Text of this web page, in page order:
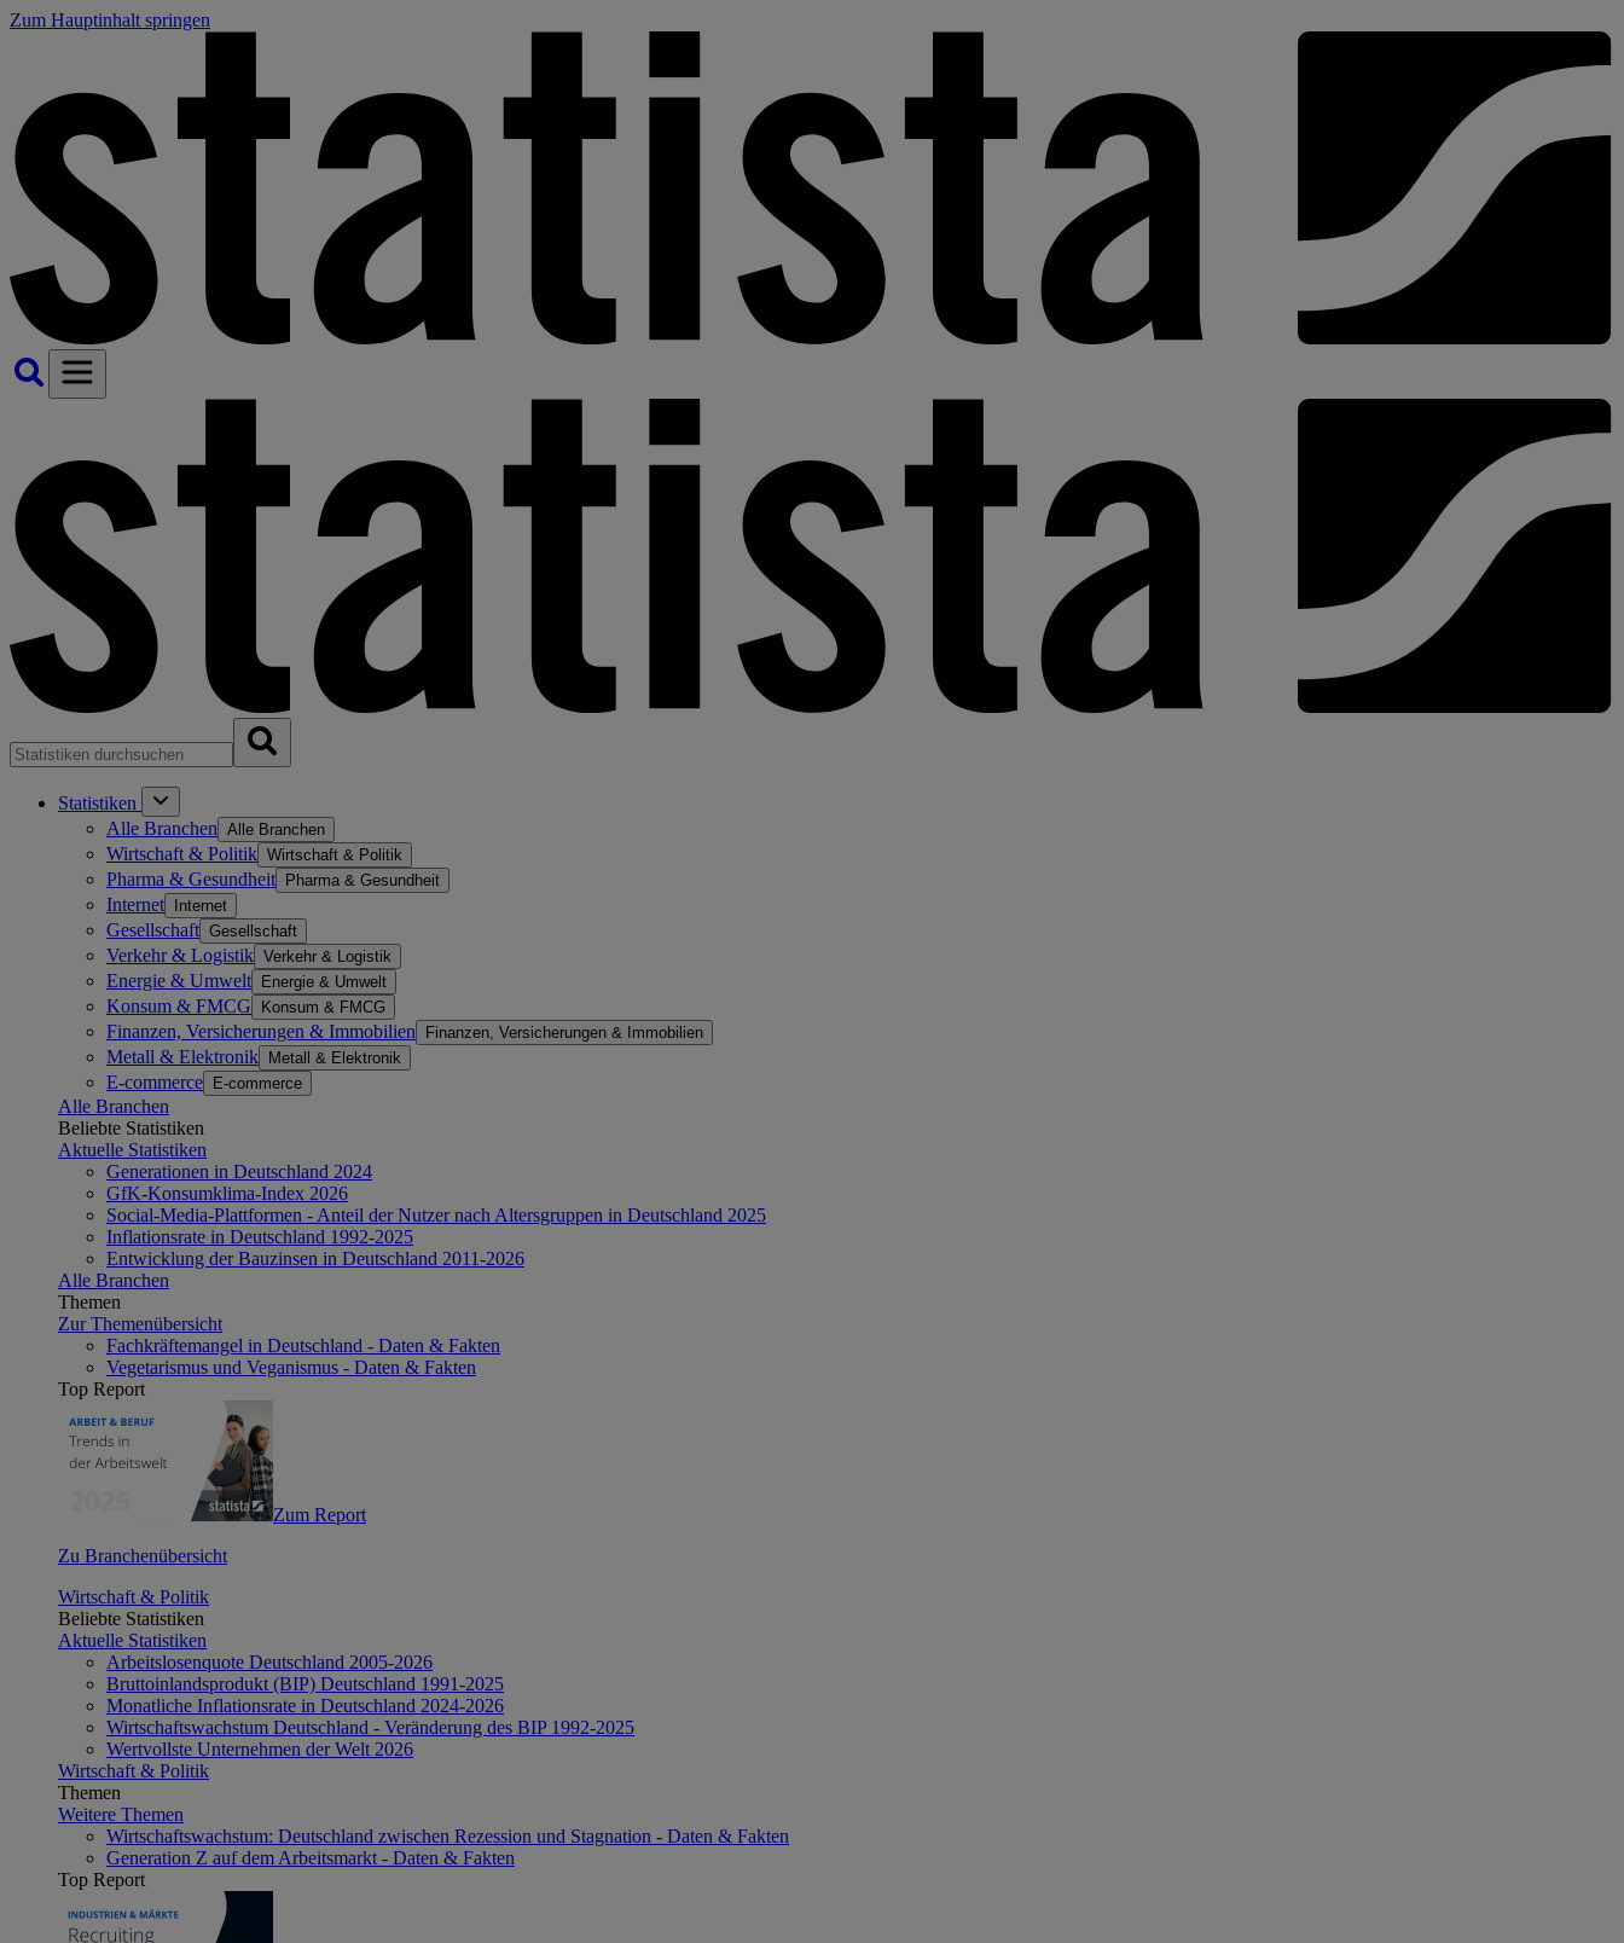
Zum Hauptinhalt springen
Statistiken
Alle Branchen Alle Branchen
Wirtschaft & Politik Wirtschaft & Politik
Pharma & Gesundheit Pharma & Gesundheit
Internet Internet
Gesellschaft Gesellschaft
Verkehr & Logistik Verkehr & Logistik
Energie & Umwelt Energie & Umwelt
Konsum & FMCG Konsum & FMCG
Finanzen, Versicherungen & Immobilien Finanzen, Versicherungen & Immobilien
Metall & Elektronik Metall & Elektronik
E-commerce E-commerce
Alle Branchen
Beliebte Statistiken
Aktuelle Statistiken
Generationen in Deutschland 2024
GfK-Konsumklima-Index 2026
Social-Media-Plattformen - Anteil der Nutzer nach Altersgruppen in Deutschland 2025
Inflationsrate in Deutschland 1992-2025
Entwicklung der Bauzinsen in Deutschland 2011-2026
Alle Branchen
Themen
Zur Themenübersicht
Fachkräftemangel in Deutschland - Daten & Fakten
Vegetarismus und Veganismus - Daten & Fakten
Top Report
Zum Report
Zu Branchenübersicht
Wirtschaft & Politik
Beliebte Statistiken
Aktuelle Statistiken
Arbeitslosenquote Deutschland 2005-2026
Bruttoinlandsprodukt (BIP) Deutschland 1991-2025
Monatliche Inflationsrate in Deutschland 2024-2026
Wirtschaftswachstum Deutschland - Veränderung des BIP 1992-2025
Wertvollste Unternehmen der Welt 2026
Wirtschaft & Politik
Themen
Weitere Themen
Wirtschaftswachstum: Deutschland zwischen Rezession und Stagnation - Daten & Fakten
Generation Z auf dem Arbeitsmarkt - Daten & Fakten
Top Report